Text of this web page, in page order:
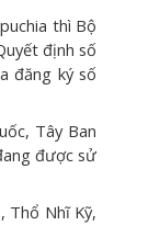
thì Bộ
định số
đăng ký số
Tây Ban
được sử
Nhĩ Kỹ,